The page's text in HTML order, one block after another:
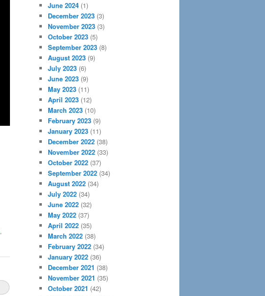
,
June 2024 (1)
December 2023 (3)
November 2023 (3)
October 2023 (5)
September 2023 (8)
August 2023 (9)
July 2023 (6)
June 2023 (9)
May 2023 (11)
April 2023 (12)
March 2023 (10)
February 2023 (9)
January 2023 (11)
December 2022 (38)
November 2022 (33)
October 2022 (37)
September 2022 (34)
August 2022 (34)
July 2022 (34)
June 2022 (32)
May 2022 (37)
April 2022 (35)
March 2022 (38)
February 2022 (34)
January 2022 (36)
December 2021 (38)
November 2021 (35)
October 2021 (42)